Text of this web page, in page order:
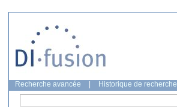
Recherche avancée Historique de recherche